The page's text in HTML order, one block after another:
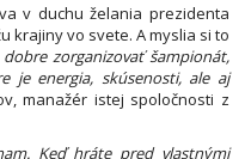
v duchu želania prezidenta
krajiny vo svete. A myslia si to
dobre zorganizovať šampionát,
je energia, skúsenosti, ale aj
manažér istej spoločnosti z
Keď hráte pred vlastnými